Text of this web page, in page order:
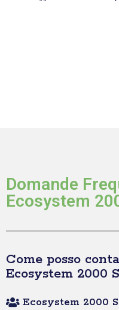
Domande
Ecosystem
Come posso
Ecosystem 2000
Ecosystem 2000